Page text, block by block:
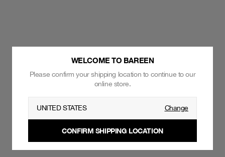
WELCOME TO BAREEN
Please confirm your shipping location to continue to our
online store.
UNITED STATES Change
CONFIRM SHIPPING LOCATION